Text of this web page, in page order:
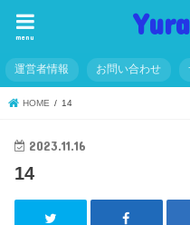
menu
運営者情報 お問い合わせ
HOME 14
2023.11.16
14